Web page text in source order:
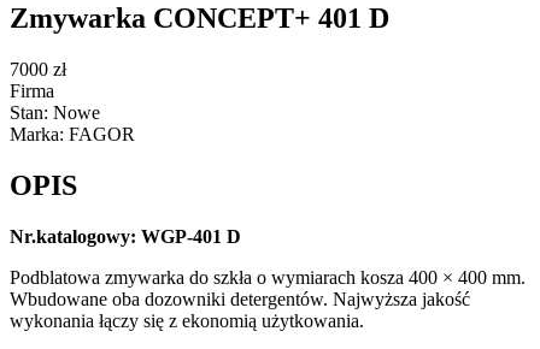
Zmywarka CONCEPT+ 401 D
7000 zł
Firma
Stan: Nowe
Marka: FAGOR
OPIS
Nr.katalogowy: WGP-401 D
Podblatowa zmywarka do szkła o wymiarach kosza 400 × 400 mm.
Wbudowane oba dozowniki detergentów. Najwyższa jakość
wykonania łączy się z ekonomią użytkowania.